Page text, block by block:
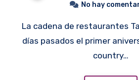
No hay
La cadena de restaurantes Takuare’e festejó
días pasados el primer
country…